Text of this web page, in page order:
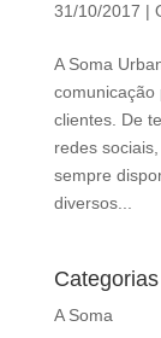
u
d
b
e
l
e
f
l
a
31/10/2017 |
A Soma
comunicação
clientes. De
redes
sempre
diversos...
Categorias
A Soma